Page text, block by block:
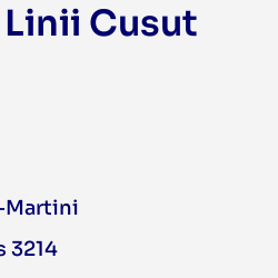
Linii Cusut
Martini
3214